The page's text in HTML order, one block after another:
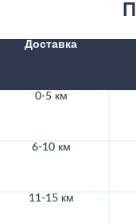
Доставка
0-5 км
6-10 км
11-15 км